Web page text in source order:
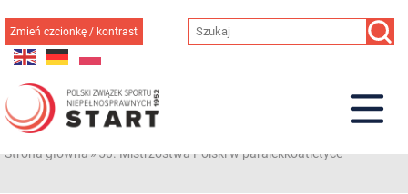
do
treści
Zmień czcionkę / kontrast
Strona główna»50. Mistrzostwa Polski w paralekkoatletyce